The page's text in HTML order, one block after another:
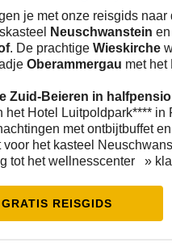
je met onze reisgids naar
Neuschwanstein
. De prachtige Wieskirche
Oberammergau met het
Zuid-Beieren in
het Hotel Luitpoldpark**** in
met ontbijtbuffet
voor het kasteel
tot het wellnesscenter »
GRATIS REISGIDS